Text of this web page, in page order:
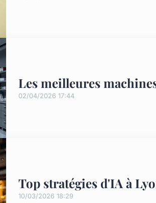
Les meilleures
02/04/2026 17:44
Top stratégies d'IA à
10/03/2026 18:29